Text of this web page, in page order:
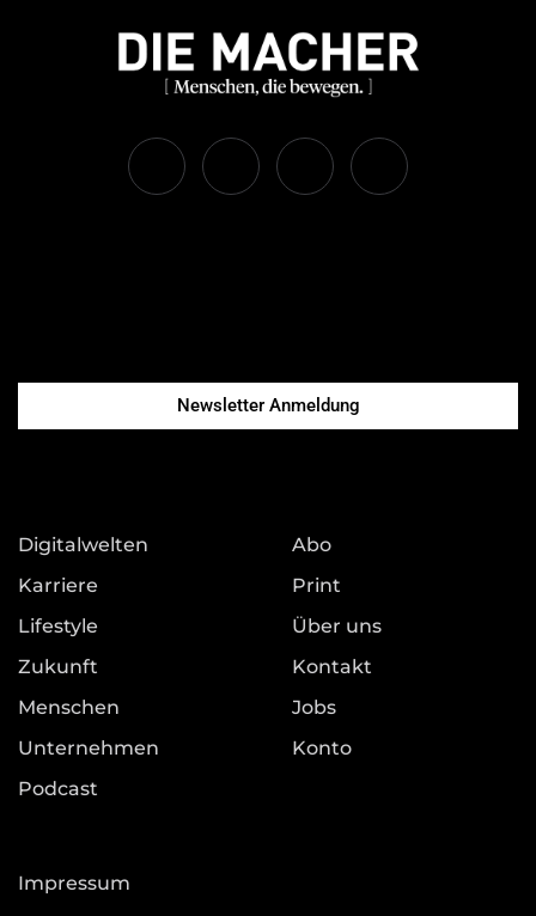
Newsletter Anmeldung
Digitalwelten
Karriere
Lifestyle
Zukunft
Menschen
Unternehmen
Podcast
Abo
Print
Über uns
Kontakt
Jobs
Konto
Impressum